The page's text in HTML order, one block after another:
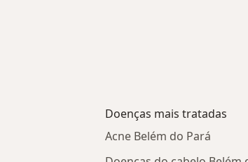
Doenças mais tratadas
Acne Belém do Pará